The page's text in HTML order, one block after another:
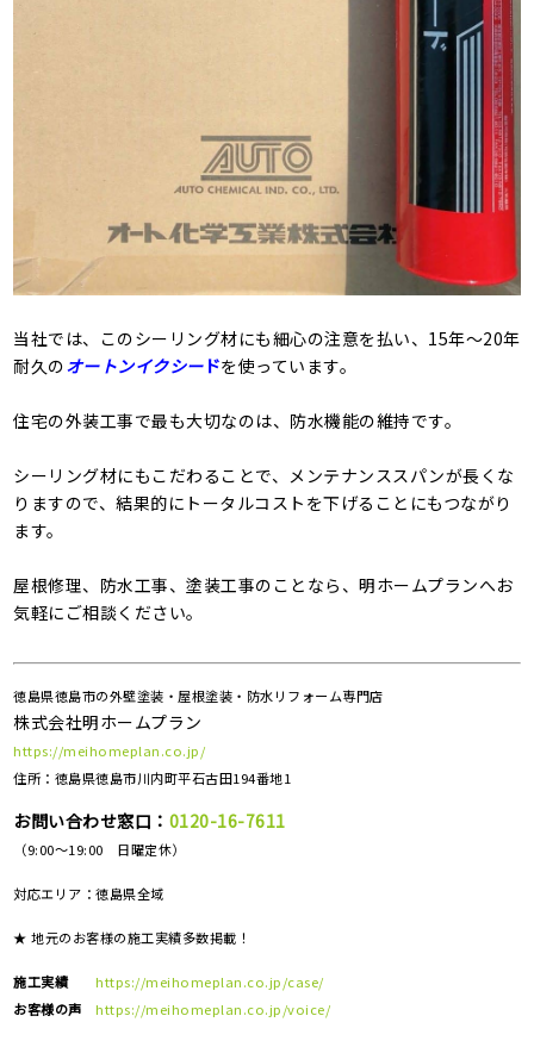
当社では、このシーリング材にも細心の注意を払い、15年～20年
耐久のオートンイクシードを使っています。
住宅の外装工事で最も大切なのは、防水機能の維持です。
シーリング材にもこだわることで、メンテナンススパンが長くな
りますので、結果的にトータルコストを下げることにもつながり
ます。
屋根修理、防水工事、塗装工事のことなら、明ホームプランへお
気軽にご相談ください。
徳島県徳島市の外壁塗装・屋根塗装・防水リフォーム専門店
株式会社明ホームプラン
https://meihomeplan.co.jp/
住所：徳島県徳島市川内町平石古田194番地1
お問い合わせ窓口： 0120-16-7611
（9:00～19:00 日曜定休）
対応エリア：徳島県全域
★ 地元のお客様の施工実績多数掲載！
施工実績
https://meihomeplan.co.jp/case/
お客様の声
https://meihomeplan.co.jp/voice/